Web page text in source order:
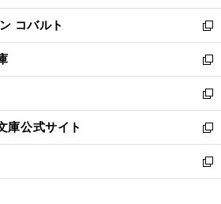
開
く
ウ
で
開
く
ン
ド
ウ
で
開
く
ウ
ィ
ン
ド
ウ
で
開
く
コバルト
新
し
い
ウ
ィ
ン
ド
ウ
で
開
新
し
い
ウ
ィ
ン
ド
ウ
新
し
い
ウ
ィ
ン
庫公式サイト
新
し
い
ウ
新
し